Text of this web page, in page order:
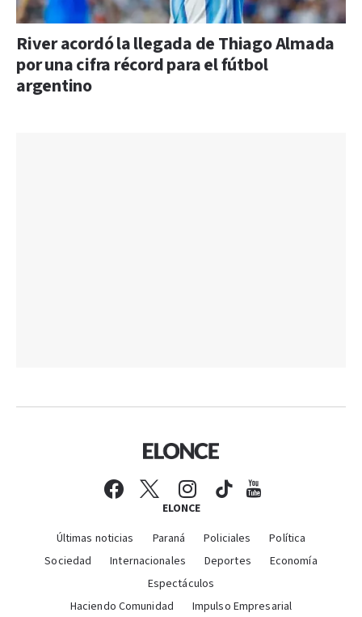
River acordó la llegada de Thiago Almada
por una cifra récord para el fútbol
argentino
ELONCE
Últimas noticias Paraná Policiales
Política
Sociedad
Internacionales Deportes
Economía
Espectáculos
Haciendo Comunidad
Impulso Empresarial